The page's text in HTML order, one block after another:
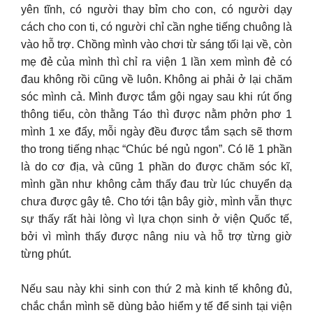
yên tĩnh, có người thay bỉm cho con, có người dạy
cách cho con ti, có người chỉ cần nghe tiếng chuông là
vào hỗ trợ. Chồng mình vào chơi từ sáng tối lại về, còn
mẹ đẻ của mình thì chỉ ra viện 1 lần xem mình đẻ có
đau không rồi cũng về luôn. Không ai phải ở lại chăm
sóc mình cả. Mình được tắm gội ngay sau khi rút ống
thông tiểu, còn thằng Táo thì được nằm phởn phơ 1
mình 1 xe đẩy, mỗi ngày đều được tắm sạch sẽ thơm
tho trong tiếng nhạc “Chúc bé ngủ ngon”. Có lẽ 1 phần
là do cơ địa, và cũng 1 phần do được chăm sóc kĩ,
mình gần như không cảm thấy đau trừ lúc chuyển dạ
chưa được gây tê. Cho tới tận bây giờ, mình vẫn thực
sự thấy rất hài lòng vì lựa chọn sinh ở viện Quốc tế,
bởi vì mình thấy được nâng niu và hỗ trợ từng giờ
từng phút.
Nếu sau này khi sinh con thứ 2 mà kinh tế không đủ,
chắc chắn mình sẽ dùng bảo hiểm y tế để sinh tại viện